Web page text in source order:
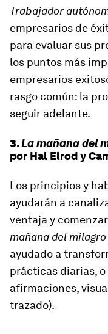
Trabajador
empresarios de
para evaluar sus
los puntos más
empresarios
rasgo común: la
seguir adelante.
3.La mañana del
por Hal Elrod y
Los principios y
ayudarán a
ventaja y
mañana del
ayudado a
prácticas diarias, o
afirmaciones,
trazado).